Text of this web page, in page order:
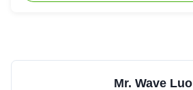
Mr. Wave Luo